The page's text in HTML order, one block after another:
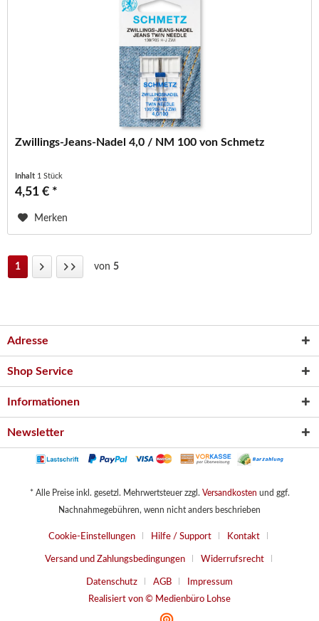
Zwillings-Jeans-Nadel 4,0 / NM 100 von Schmetz
Inhalt 1 Stück
4,51 € *
Merken
1 von 5
Adresse
Shop Service
Informationen
Newsletter
* Alle Preise inkl. gesetzl. Mehrwertsteuer zzgl. Versandkosten und ggf.
Nachnahmegebühren, wenn nicht anders beschrieben
Cookie-Einstellungen Hilfe / Support Kontakt
Versand und Zahlungsbedingungen Widerrufsrecht
Datenschutz AGB
Impressum
Realisiert von © Medienbüro Lohse